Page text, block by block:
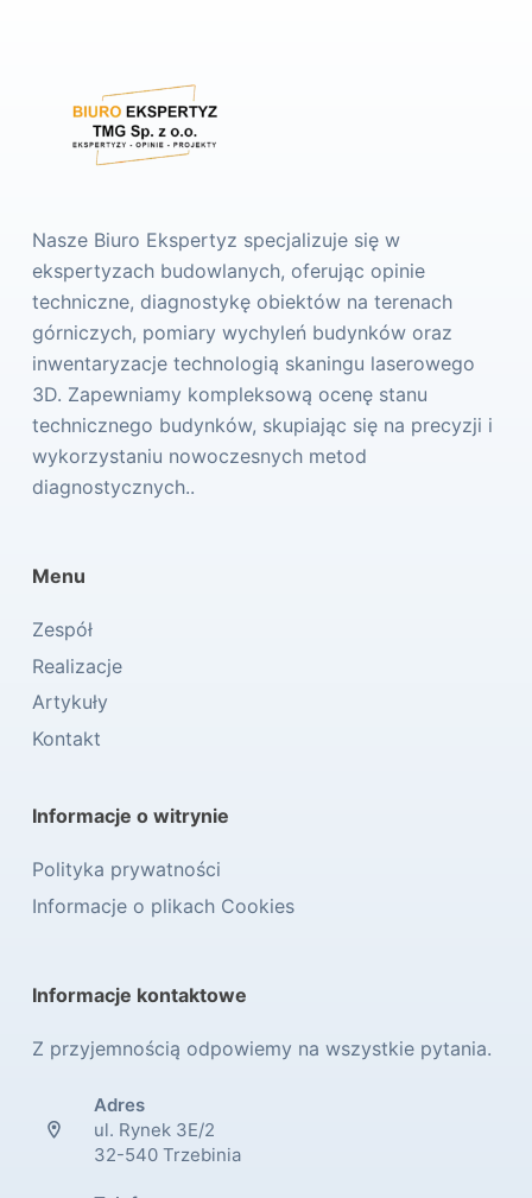
Nasze Biuro Ekspertyz specjalizuje się w
ekspertyzach budowlanych, oferując opinie
techniczne, diagnostykę obiektów na terenach
górniczych, pomiary wychyleń budynków oraz
inwentaryzacje technologią skaningu laserowego
3D. Zapewniamy kompleksową ocenę stanu
technicznego budynków, skupiając się na precyzji i
wykorzystaniu nowoczesnych metod
diagnostycznych..
Menu
Zespół
Realizacje
Artykuły
Kontakt
Informacje o witrynie
Polityka prywatności
Informacje o plikach Cookies
Informacje kontaktowe
Z przyjemnością odpowiemy na wszystkie pytania.
Adres
ul. Rynek 3E/2
32-540 Trzebinia